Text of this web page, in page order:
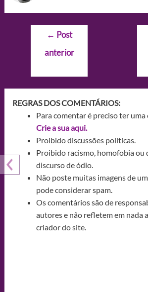
Navegação
Post
← Post
anterior
REGRAS DOS COMENTÁRIOS:
Para comentar é preciso ter uma
Crie a sua aqui.
Proibido discussões políticas.
Proibido racismo, homofobia ou
discurso de ódio.
Não poste muitas imagens de
pode considerar spam.
Os comentários são de
autores e não refletem em nada
criador do site.